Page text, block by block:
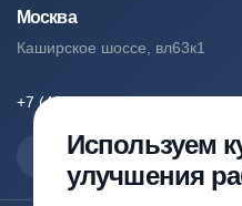
Москва
Каширское шоссе, вл63к1
+7 (495) 127-76-53
Max
Используем
улучшения